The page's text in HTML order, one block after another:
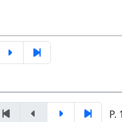
ンバーのお家では、おいし
”や“卵料理”を味わうこと
よかったなあ」と思った
郎）
に
うみんなで
ス・アンド・フ
エバー
中のふるさと
H
II
P.